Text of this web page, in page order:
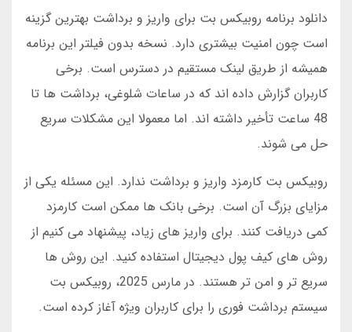
دانلود برنامه روبیکس بت برای واریز و برداشت بهترین گزینه
است چون امنیت بیشتری دارد. نسخه بدون فیلتر این برنامه
همیشه از طریق لینک مستقیم در دسترس است. برخی
کاربران گزارش داده اند که در ساعات شلوغی، برداشت ها تا
48 ساعت تأخیر داشته اند. اما معمولا این مشکلات سریع
حل می شوند.
روبیکس بت کارمزد واریز و برداشت ندارد. این مسئله یکی از
مزایای بزرگ آن است. برخی بانک ها ممکن است کارمزد
کمی دریافت کنند. برای واریز های زیاد، پیشنهاد می کنیم از
روش های کیف پول دیجیتال استفاده کنید. این روش ها
سریع تر و امن تر هستند. در مارس 2025، روبیکس بت
سیستم برداشت فوری را برای کاربران ویژه آغاز کرده است.